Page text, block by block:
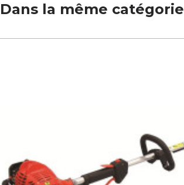
Dans la même catégorie